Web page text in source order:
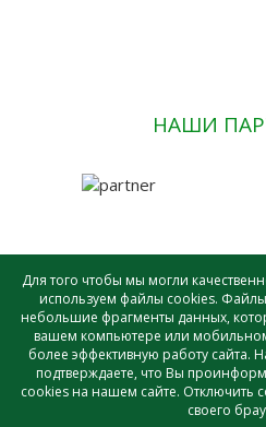
НАШИ
САУ лесного хозяйства ВО
Создание и
Для того чтобы мы могли
используем файлы cookies.
небольшие фрагменты данных,
вашем компьютере или
более эффективную работу сайта.
подтверждаете, что Вы
cookies на нашем сайте. Отключить
своего